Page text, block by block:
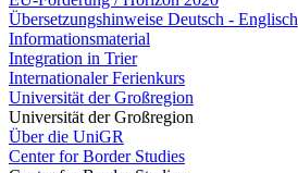
Übersetzungshinweise Deutsch - Englisch
Informationsmaterial
Integration in Trier
Internationaler Ferienkurs
Universität der Großregion
Universität der Großregion
Über die UniGR
Center for Border Studies